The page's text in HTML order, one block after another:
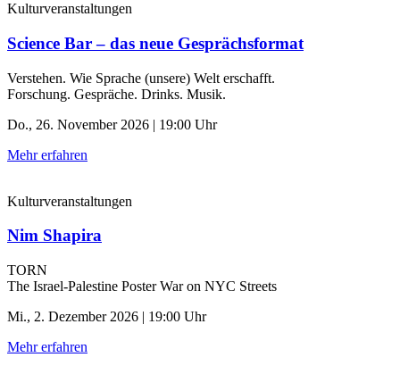
Kulturveranstaltungen
Science Bar – das neue Gesprächsformat
Verstehen. Wie Sprache (unsere) Welt erschafft.
Forschung. Gespräche. Drinks. Musik.
Do., 26. November 2026 | 19:00 Uhr
Mehr erfahren
Kulturveranstaltungen
Nim Shapira
TORN
The Israel-Palestine Poster War on NYC Streets
Mi., 2. Dezember 2026 | 19:00 Uhr
Mehr erfahren